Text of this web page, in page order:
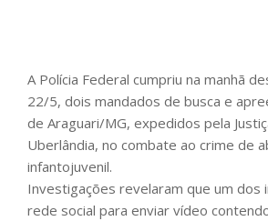
A Polícia Federal cumpriu na manhã
22/5, dois mandados de busca e
de Araguari/MG, expedidos pela
Uberlândia, no combate ao crime de
infantojuvenil.
Investigações revelaram que um dos
rede social para enviar vídeo